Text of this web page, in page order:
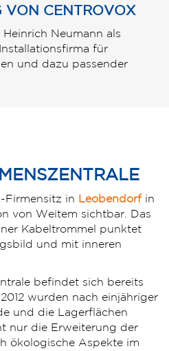
VON CENTROVOX
Neumann als
für
und dazu passender
Firmensitz in Leobendorfin
von Weitem sichtbar. Das
Kabeltrommel punktet
und mit inneren
befindet sich bereits
wurden nach einjähriger
und die Lagerflächen
nur die Erweiterung der
ökologische Aspekte im